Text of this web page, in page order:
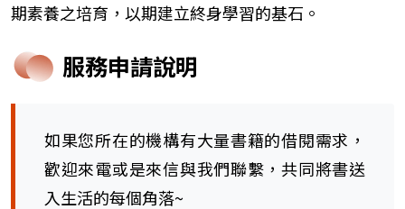
期素養之培育，以期建立終身學習的基石。
服務申請說明
如果您所在的機構有大量書籍的借閱需求，
歡迎來電或是來信與我們聯繫，共同將書送
入生活的每個角落~